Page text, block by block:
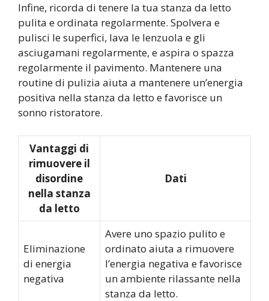
Infine, ricorda di tenere la tua stanza da letto
pulita e ordinata regolarmente. Spolvera e
pulisci le superfici, lava le lenzuola e gli
asciugamani regolarmente, e aspira o spazza
regolarmente il pavimento. Mantenere una
routine di pulizia aiuta a mantenere un’energia
positiva nella stanza da letto e favorisce un
sonno ristoratore.
Vantaggi di
rimuovere il
disordine
nella stanza
da letto
Dati
Eliminazione
di energia
negativa
Avere uno spazio pulito e
ordinato aiuta a rimuovere
l’energia negativa e favorisce
un ambiente rilassante nella
stanza da letto.